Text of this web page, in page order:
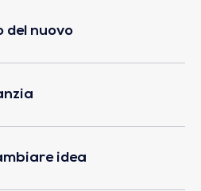
del nuovo
idea